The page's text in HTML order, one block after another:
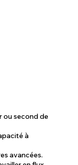
ou second de
à
avancées.